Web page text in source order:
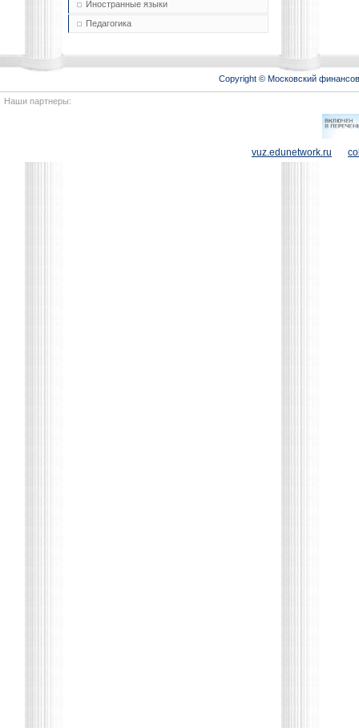
Иностранные языки
Педагогика
Copyright © Московский
Наши партнеры:
vuz.edunetwork.ru